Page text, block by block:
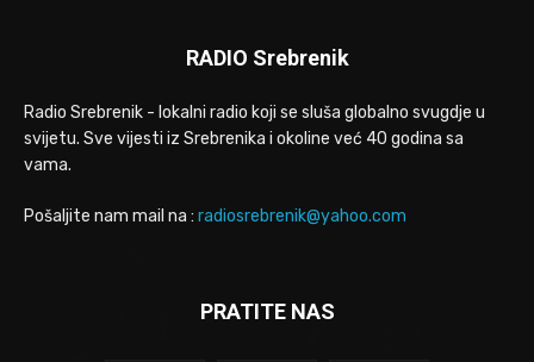
RADIO Srebrenik
Radio Srebrenik - lokalni radio koji se sluša globalno svugdje u
svijetu. Sve vijesti iz Srebrenika i okoline već 40 godina sa
vama.
Pošaljite nam mail na : radiosrebrenik@yahoo.com
PRATITE NAS